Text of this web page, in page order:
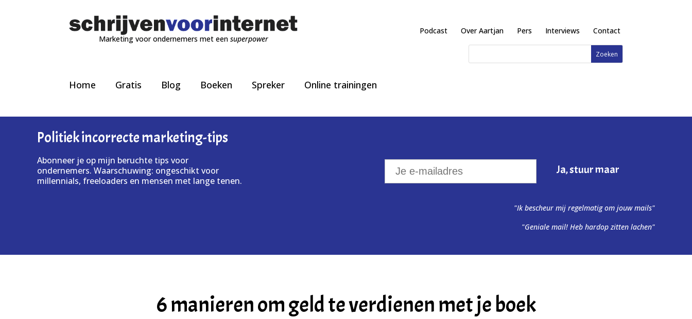
Marketing voor ondernemers met eensuperpower
Podcast Over Aartjan Pers Interviews Contact
Home Gratis Blog Boeken Spreker Online trainingen
Politiek incorrecte marketing-tips
Abonneer je op mijn beruchte tips voor
ondernemers. Waarschuwing: ongeschikt voor
millennials, freeloaders en mensen met lange tenen.
"Ik bescheur mij regelmatig om jouw mails"
"Geniale mail! Heb hardop zitten lachen"
6 manieren om geld te verdienen met je boek